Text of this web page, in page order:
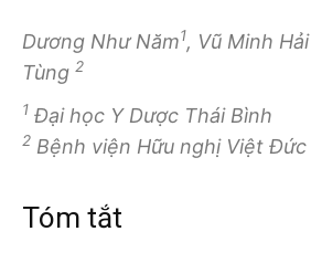
Dương Như Năm1, Vũ Minh Hải
Tùng 2
1 Đại học Y Dược Thái Bình
2 Bệnh viện Hữu nghị Việt Đức
Tóm tắt